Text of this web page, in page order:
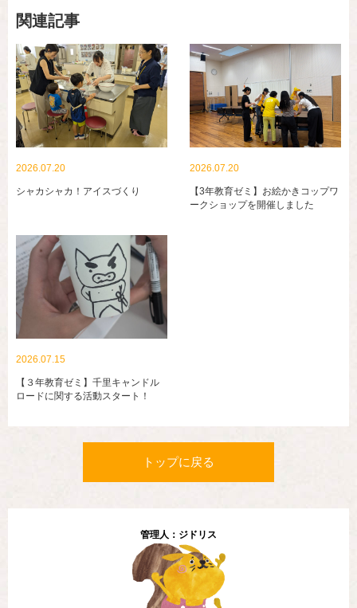
関連記事
2026.07.20
シャカシャカ！アイスづくり
2026.07.20
【3年教育ゼミ】お絵かきコップワ
ークショップを開催しました
2026.07.15
【３年教育ゼミ】千里キャンドル
ロードに関する活動スタート！
トップに戻る
管理人：ジドリス